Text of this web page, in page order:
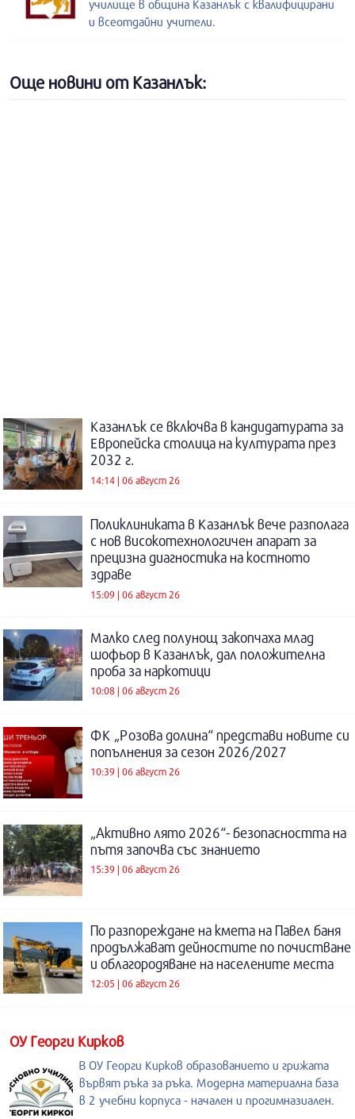
училище в община Казанлък с квалифицирани
и всеотдайни учители.
Още новини от Казанлък:
Казанлък се включва в кандидатурата за
Европейска столица на културата през
2032 г.
14:14 | 06 август 26
Поликлиниката в Казанлък вече разполага
с нов високотехнологичен апарат за
прецизна диагностика на костното
здраве
15:09 | 06 август 26
Малко след полунощ закопчаха млад
шофьор в Казанлък, дал положителна
проба за наркотици
10:08 | 06 август 26
ФК „Розова долина“ представи новите си
попълнения за сезон 2026/2027
10:39 | 06 август 26
„Активно лято 2026“- безопасността на
пътя започва със знанието
15:39 | 06 август 26
По разпореждане на кмета на Павел баня
продължават дейностите по почистване
и облагородяване на населените места
12:05 | 06 август 26
ОУ Георги Кирков
В ОУ Георги Кирков образованието и грижата
вървят ръка за ръка. Модерна материална база
в 2 учебни корпуса - начален и прогимназиален.